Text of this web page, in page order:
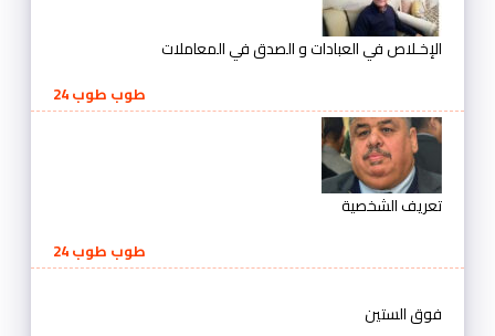
الإخـلاص في العبادات و الصدق في المعاملات
طوب طوب 24
تعريف الشخصية
طوب طوب 24
فوق الستين